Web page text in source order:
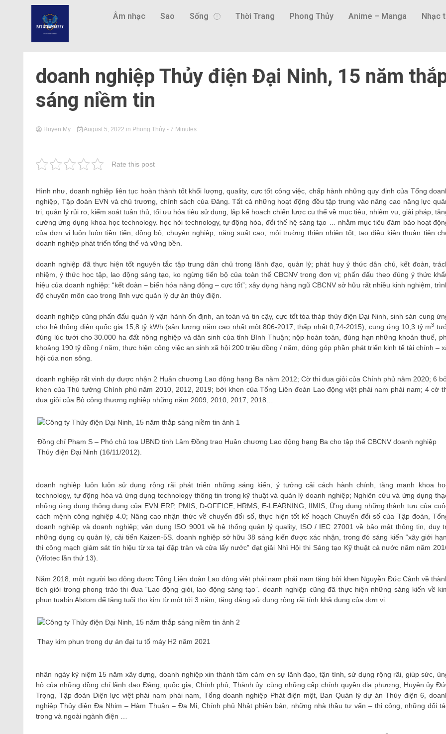
Âm nhạc Sao Sống Thời Trang Phong Thủy Anime – Manga Nhạc
doanh nghiệp Thủy điện Đại Ninh, 15 năm
sáng niềm tin
Huyen My August 5, 2022 in Phong Thủy - 7 Minutes
Rate this post
Hình như, doanh nghiệp liên tục hoàn thành tốt khối lượng, quality, cực tốt công việc, chấp hành những quy định của Tổng
nghiệp, Tập đoàn EVN và chủ trương, chính sách của Đảng. Tất cả những hoạt động đều tập trung vào nâng cao năng lực
trị, quản lý rủi ro, kiểm soát tuân thủ, tối ưu hóa tiêu sử dụng, lập kế hoạch chiến lược cụ thể về mục tiêu, nhiệm vụ, giải pháp,
cường ứng dụng khoa học technology. học hỏi technology, tự động hóa, đổi thế hệ sáng tạo … nhằm mục tiêu đảm bảo hoạt
của đơn vị luôn luôn tiền tiến, đồng bộ, chuyên nghiệp, năng suất cao, môi trường thiên nhiên tốt, tạo điều kiện thuận tiện
doanh nghiệp phát triển tổng thể và vững bền.
doanh nghiệp đã thực hiện tốt nguyên tắc tập trung dân chủ trong lãnh đạo, quản lý; phát huy ý thức dân chủ, kết đoàn,
nhiệm, ý thức học tập, lao động sáng tạo, ko ngừng tiến bộ của toàn thể CBCNV trong đơn vị; phấn đấu theo đúng ý thức
hiệu của doanh nghiệp: “kết đoàn – biến hóa năng động – cực tốt”; xây dựng hàng ngũ CBCNV sở hữu rất nhiều kinh nghiệm,
độ chuyên môn cao trong lĩnh vực quản lý dự án thủy điện.
doanh nghiệp cũng phấn đấu quản lý vận hành ổn định, an toàn và tin cậy, cực tốt tòa tháp thủy điện Đại Ninh, sinh sản cung
cho hệ thống điện quốc gia 15,8 tỷ kWh (sản lượng năm cao nhất một.806-2017, thấp nhất 0,74-2015), cung ứng 10,3 tỷ m3
đúng lúc tưới cho 30.000 ha đất nông nghiệp và dân sinh của tỉnh Bình Thuận; nộp hoàn toản, đúng hạn những khoản thuế,
khoảng 190 tỷ đồng / năm, thực hiện công việc an sinh xã hội 200 triệu đồng / năm, đóng góp phần phát triển kinh tế tài chính –
hội của non sông.
doanh nghiệp rất vinh dự được nhận 2 Huân chương Lao động hạng Ba năm 2012; Cờ thi đua giỏi của Chính phủ năm 2020; 6
khen của Thủ tướng Chính phủ năm 2010, 2012, 2019; bởi khen của Tổng Liên đoàn Lao động việt phái nam phái nam; 4 cờ
đua giỏi của Bộ công thương nghiệp những năm 2009, 2010, 2017, 2018…
Đồng chí Phạm S – Phó chủ toạ UBND tỉnh Lâm Đồng trao Huân chương Lao động hạng Ba cho tập thể CBCNV doanh nghiệp
Thủy điện Đại Ninh (16/11/2012).
doanh nghiệp luôn luôn sử dụng rộng rãi phát triển những sáng kiến, ý tưởng cải cách hành chính, tăng mạnh khoa
technology, tự động hóa và ứng dụng technology thông tin trong kỹ thuật và quản lý doanh nghiệp; Nghiên cứu và ứng dụng
những ứng dụng thông dụng của EVN ERP, PMIS, D-OFFICE, HRMS, E-LEARNING, IIMIS; Ứng dụng những thành tựu của
cách mệnh công nghiệp 4.0; Nâng cao nhận thức về chuyển đổi số, thực hiện tốt kế hoạch Chuyển đổi số của Tập đoàn,
doanh nghiệp và doanh nghiệp; vận dụng ISO 9001 về hệ thống quản lý quality, ISO / IEC 27001 về bảo mật thông tin, duy
những dụng cụ quản lý, cải tiến Kaizen-5S. doanh nghiệp sở hữu 38 sáng kiến ​​được xác nhận, trong đó sáng kiến ​​“xây giới
thi công mạch giám sát tín hiệu từ xa tại đập tràn và cửa lấy nước” đạt giải Nhì Hội thi Sáng tạo Kỹ thuật cả nước năm năm
(Vifotec lần thứ 13).
Năm 2018, một người lao động được Tổng Liên đoàn Lao động việt phái nam phái nam tặng bởi khen Nguyễn Đức Cảnh về
tích giỏi trong phong trào thi đua “Lao động giỏi, lao động sáng tạo”. doanh nghiệp cũng đã thực hiện những sáng kiến ​​về
phun tuabin Alstom để tăng tuổi thọ kim từ một tới 3 năm, tăng đáng sử dụng rộng rãi tính khả dụng của đơn vị.
Thay kim phun trong dự án đại tu tổ máy H2 năm 2021
nhân ngày kỷ niệm 15 năm xây dựng, doanh nghiệp xin thành tâm cảm ơn sự lãnh đạo, tận tình, sử dụng rộng rãi, giúp sức,
hộ của những đồng chí lãnh đạo Đảng, quốc gia, Chính phủ, Thành ủy. cùng những cấp chính quyền địa phương, Huyện ủy
Trọng, Tập đoàn Điện lực việt phái nam phái nam, Tổng doanh nghiệp Phát điện một, Ban Quản lý dự án Thủy điện 6,
nghiệp Thủy điện Đa Nhim – Hàm Thuận – Đa Mi, Chính phủ Nhật phiên bản, những nhà thầu tư vấn – thi công, những đối
trong và ngoài ngành điện …